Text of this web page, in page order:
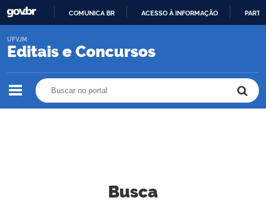
O
COMUNICA BR ACESSO À INFORMAÇÃO
Editais e Concursos
UFVJM
Busca